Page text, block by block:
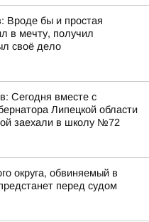
Вроде бы и простая
в мечту, получил
своё дело
Сегодня вместе с
Липецкой области
заехали в школу №72
округа, обвиняемый в
перед судом